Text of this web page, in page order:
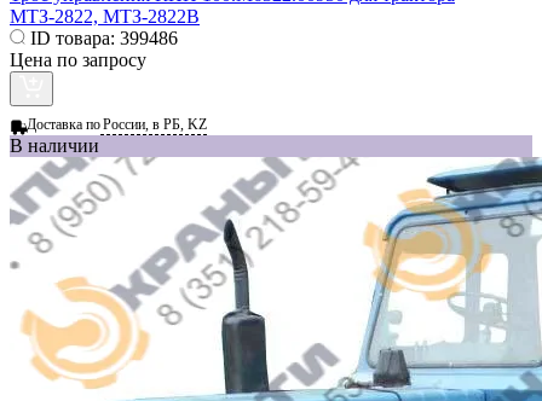
МТЗ-2822, МТЗ-2822В
ID товара: 399486
Цена по запросу
Доставка поРоссии, в РБ, KZ
В наличии